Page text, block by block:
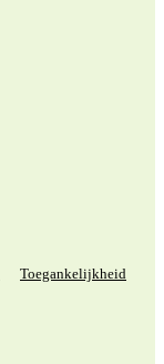
Toegankelijkheid